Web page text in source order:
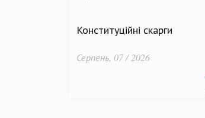
Конституційні скарги
Серпень, 07 / 2026